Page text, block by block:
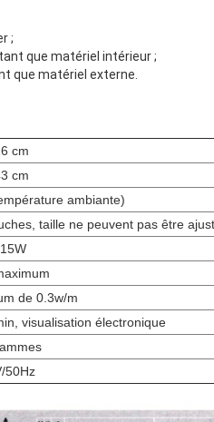
;
que matériel intérieur ;
que matériel externe.
cm
cm
ambiante)
taille ne peuvent pas être
de 0.3w/m
visualisation électronique
50Hz